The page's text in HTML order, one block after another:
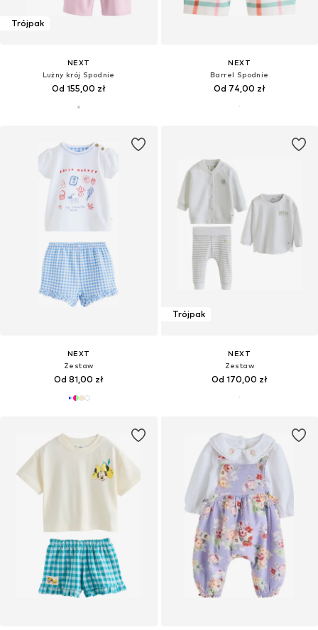
Trójpak
NEXT
Lużny krój Spodnie
Od 155,00 zł
NEXT
Barrel Spodnie
Od 74,00 zł
NEXT
Zestaw
Od 81,00 zł
Trójpak
NEXT
Zestaw
Od 170,00 zł